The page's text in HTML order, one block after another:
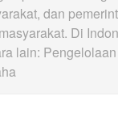
dan
Di
lain: